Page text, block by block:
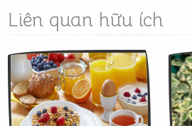
Liên quan hữu ích